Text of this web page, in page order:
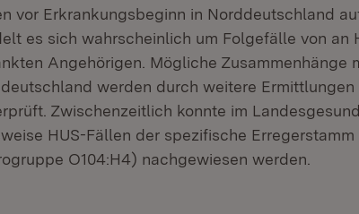
vor Erkrankungsbeginn in Norddeutschland
es sich wahrscheinlich um Folgefälle von an
Angehörigen. Mögliche
werden durch weitere
Zwischenzeitlich konnte im
HUS-Fällen der spezifische
O104:H4) nachgewiesen werden.